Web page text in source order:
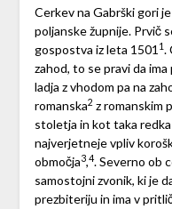
Cerkev na Gabrški gori
poljanske župnije. Prvič
gospostva iz leta 1501 1.
zahod, to se pravi da
ladja z vhodom pa na
romanska2 z romanskim
stoletja in kot taka
najverjetneje vpliv
območja3,4. Severno ob
samostojni zvonik, ki je
prezbiteriju in ima v